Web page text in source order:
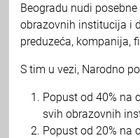
Beogradu nudi
obrazovnih institucija i
preduzeća, kompanija,
S tim u vezi, Narodno
Popust od 40% na
svih obrazovnih
Popust od 20% na